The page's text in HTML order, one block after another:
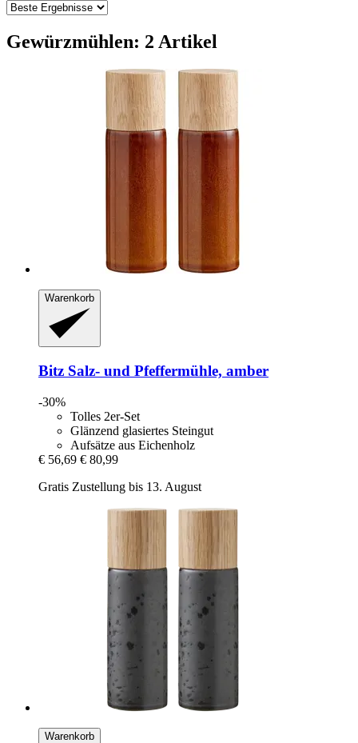
Gewürzmühlen: 2 Artikel
Warenkorb
Bitz Salz-​ und Pfeffermühle, amber
-30%
Tolles 2er-Set
Glänzend glasiertes Steingut
Aufsätze aus Eichenholz
€ 56,69 € 80,99
Gratis Zustellung bis 13. August
Warenkorb